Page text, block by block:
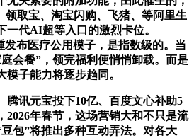
取宝、淘宝闪购、飞猪、等阿里生
一代AI超等入口的激烈卡位。
布医疗公用模子，是指数级的。当
会餐”，领完福利便悄悄卸载。而是
子能力将逐步趋同。
讯元宝投下10亿、百度文心补助5
2026年春节，这场营销大和不只是流
包”将推出多种互动弄法。对各大